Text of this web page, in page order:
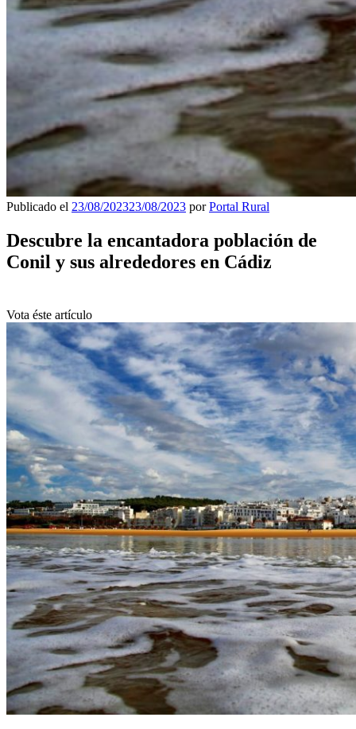
Publicado el 23/08/202323/08/2023 porPortal Rural
Descubre la encantadora población de
Conil y sus alrededores en Cádiz
Vota éste artículo